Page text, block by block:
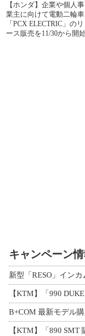
【ホンダ】企業や個人事
業主に向けて電動二輪車
「PCX ELECTRIC」のリ
ース販売を11/30から開
キャンペーン
【KTM】「990
【KTM】「890